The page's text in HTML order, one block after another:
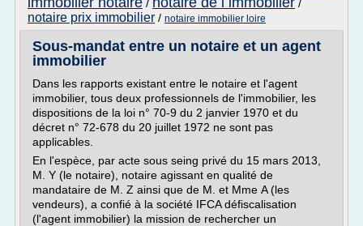
/ /
notaire prix immobilier / notaire immobilier loire
Sous-mandat entre un notaire et un agent
immobilier
Dans les rapports existant entre le notaire et l'agent
immobilier, tous deux professionnels de l'immobilier, les
dispositions de la loi n° 70-9 du 2 janvier 1970 et du
décret n° 72-678 du 20 juillet 1972 ne sont pas
applicables.
En l'espèce, par acte sous seing privé du 15 mars 2013,
M. Y (le notaire), notaire agissant en qualité de
mandataire de M. Z ainsi que de M. et Mme A (les
vendeurs), a confié à la société IFCA défiscalisation
(l'agent immobilier) la mission de rechercher un